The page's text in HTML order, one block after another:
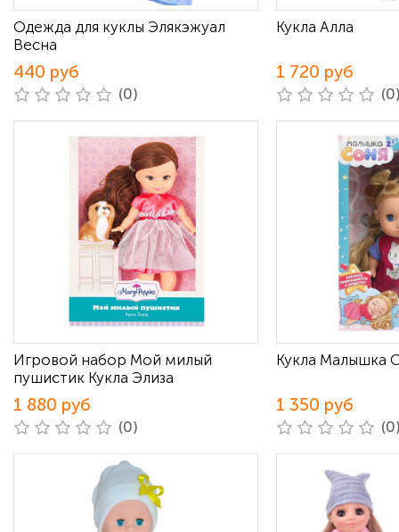
Одежда для куклы Элякэжуал
Весна
440 руб
(0)
Кукла Алла
1 720 руб
Игровой набор Мой милый
пушистик Кукла Элиза
1 880 руб
(0)
Кукла Малышка
1 350 руб